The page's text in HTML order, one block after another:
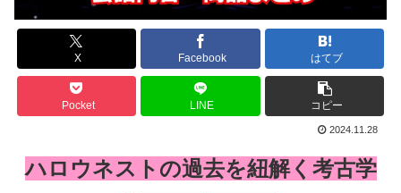
X Facebook はてブ
Pocket LINE コピー
2024.11.28
ハロウネストの過去を紐解く考古学